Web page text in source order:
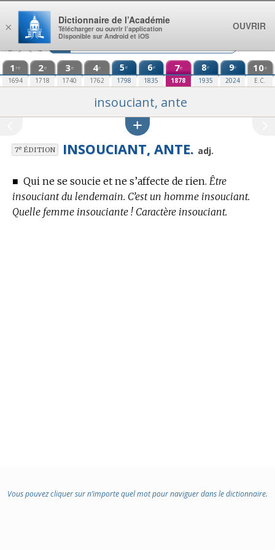
Aller au contenu
1 re
1694
2e
1718
3e
1740
4e
1762
5e
1798
6e
1835
7e
1878
8e
1935
9e
2024
10e
E.C.
insouciant, ante
7eÉDITION INSOUCIANT, ANTE. adj.
■ Qui ne se soucie et ne s’affecte de rien. Être
insouciant du lendemain. C’est un homme insouciant.
Quelle femme insouciante ! Caractère insouciant.
Vous pouvez cliquer sur n’importe quel mot pour naviguer dans le dictionnaire.
×
Dictionnaire de l’Académie
Télécharger ou ouvrir l’application
Disponible sur Android et iOS
OUVRIR